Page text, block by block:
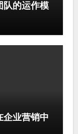
队的运作模
企业营销中